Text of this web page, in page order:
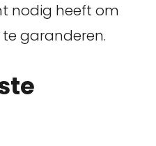
nodig heeft om
garanderen.